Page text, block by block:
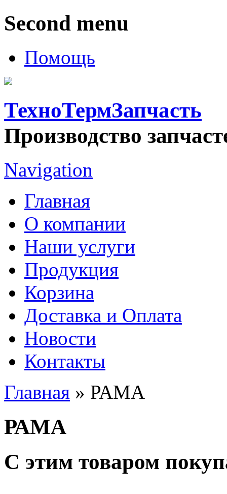
Second menu
Помощь
ТехноТермЗапчасть
Производство
Navigation
Главная
О компании
Наши услуги
Продукция
Корзина
Доставка и Оплата
Новости
Контакты
Вы здесь
Главная » РАМА
РАМА
С этим товаром